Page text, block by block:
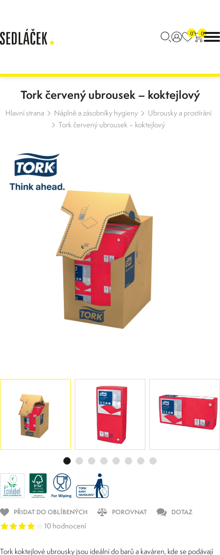
0 0
Tork červený ubrousek – koktejlový
Hlavní strana Náplně a zásobníky hygieny
Ubrousky a prostírání
Tork červený ubrousek – koktejlový
PŘIDAT DO OBLÍBENÝCH POROVNAT DOTAZ
10 hodnocení
Tork koktejlové ubrousky jsou ideální do barů a kaváren, kde se podávají